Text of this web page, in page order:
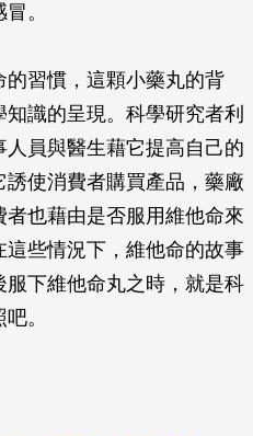
。
習慣，這顆小藥丸的背
識的呈現。科學研究者利
員與醫生藉它提高自己的
使消費者購買產品，藥廠
也藉由是否服用維他命來
些情況下，維他命的故事
下維他命丸之時，就是科
。